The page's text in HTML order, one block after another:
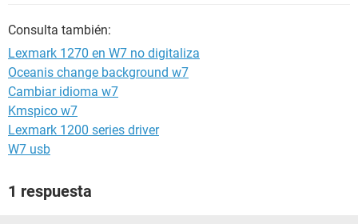
Consulta también:
Lexmark 1270 en W7 no digitaliza
Oceanis change background w7
Cambiar idioma w7
Kmspico w7
Lexmark 1200 series driver
W7 usb
1 respuesta